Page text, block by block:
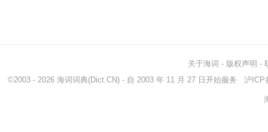
关于海词 - 版权声明 -
©2003 - 2026 海词词典(Dict.CN) - 自 2003 年 11 月 27 日开始服务 沪ICP